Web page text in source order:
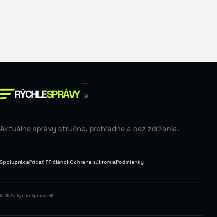
RÝCHLESPRÁVY .SK
Aktuálne správy stručne, prehľadne a bez zdržania.
SpoluprácaPridať PR článokOchrana súkromiaPodmienky
© 2025 RychleSpravy.SK